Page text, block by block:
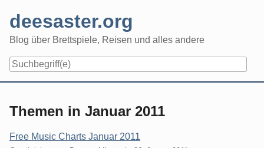
content
deesaster.org
Blog über Brettspiele, Reisen und alles andere
Themen in Januar 2011
Free Music Charts Januar 2011